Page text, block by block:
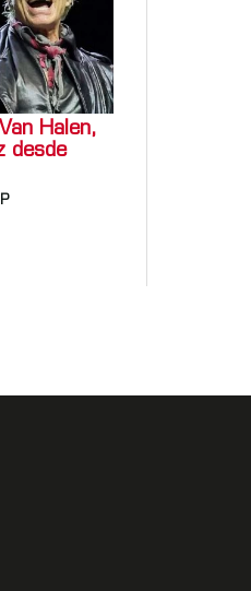
Halen,
desde